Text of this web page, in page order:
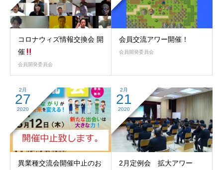
コロナウィズ情報交換会 開
催
会員開発委員会
会員交流アワー開催！
会員開発委員会
2月
27
2020
異業種交流会開催中止のお
2月
21
2020
2月定例会 拡大アワー